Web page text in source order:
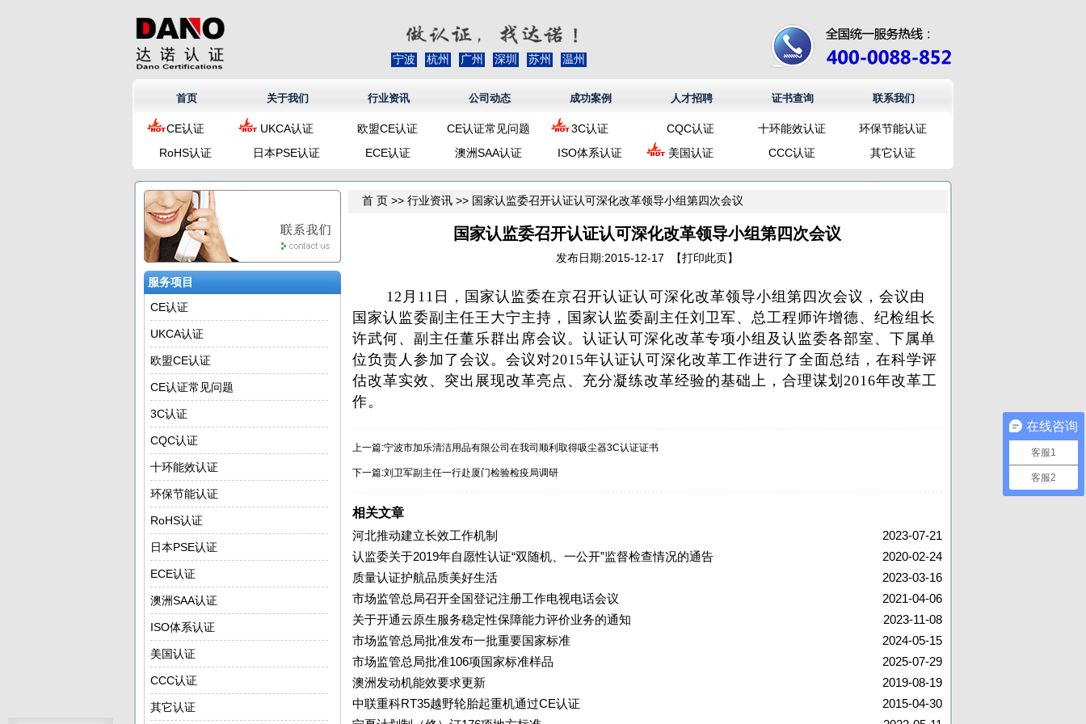
宁波 杭州 广州 深圳 苏州 温州
首页 关于我们 行业资讯 公司动态 成功案例 人才招聘 证书查询 联系我们
CE认证 UKCA认证 欧盟CE认证 CE认证常见问题 3C认证 CQC认证 十环能效认证
环保节能认证
RoHS认证
日本PSE认证 ECE认证 澳洲SAA认证 ISO体系认证 美国认证 CCC认证 其它认证
服务项目
CE认证
UKCA认证
欧盟CE认证
CE认证常见问题
3C认证
CQC认证
十环能效认证
环保节能认证
RoHS认证
日本PSE认证
ECE认证
澳洲SAA认证
ISO体系认证
美国认证
CCC认证
其它认证
首 页 >> 行业资讯 >> 国家认监委召开认证认可深化改革领导小组第四次会议
国家认监委召开认证认可深化改革领导小组第四次会议
发布日期:2015-12-17 【打印此页】
12月11日，国家认监委在京召开认证认可深化改革领导小组第四次会议，会议由
国家认监委副主任王大宁主持，国家认监委副主任刘卫军、总工程师许增德、纪检组长
许武何、副主任董乐群出席会议。认证认可深化改革专项小组及认监委各部室、下属单
位负责人参加了会议。会议对2015年认证认可深化改革工作进行了全面总结，在科学评
估改革实效、突出展现改革亮点、充分凝练改革经验的基础上，合理谋划2016年改革工
作。
上一篇:宁波市加乐清洁用品有限公司在我司顺利取得吸尘器3C认证证书
下一篇:刘卫军副主任一行赴厦门检验检疫局调研
相关文章
2023-07-21
河北推动建立长效工作机制
2020-02-24
认监委关于2019年自愿性认证“双随机、一公开”监督检查情况的通告
2023-03-16
质量认证护航品质美好生活
2021-04-06
市场监管总局召开全国登记注册工作电视电话会议
2023-11-08
关于开通云原生服务稳定性保障能力评价业务的通知
2024-05-15
市场监管总局批准发布一批重要国家标准
2025-07-29
市场监管总局批准106项国家标准样品
2019-08-19
澳洲发动机能效要求更新
2015-04-30
中联重科RT35越野轮胎起重机通过CE认证
在线咨询
客服1
客服2